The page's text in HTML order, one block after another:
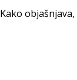
Kako